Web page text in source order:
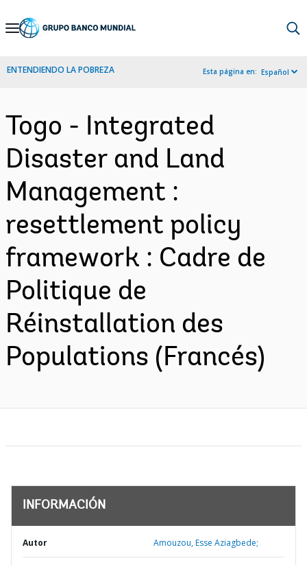
Skip
Navigation
ENTENDIENDO LA POBREZA Esta página en: Español
Togo - Integrated
Disaster and Land
Management :
resettlement policy
framework : Cadre de
Politique de
Réinstallation des
Populations (Francés)
INFORMACIÓN
Autor Amouzou, Esse Aziagbede;